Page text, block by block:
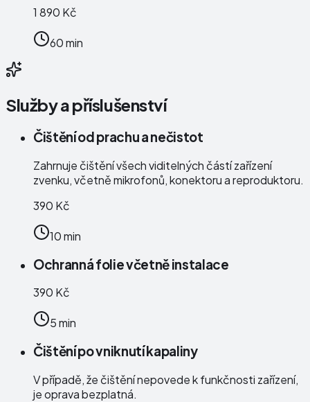
1 890 Kč
60 min
Služby a příslušenství
Čištění od prachu a nečistot
Zahrnuje čištění všech viditelných částí zařízení
zvenku, včetně mikrofonů, konektoru a reproduktoru.
390 Kč
10 min
Ochranná folie včetně instalace
390 Kč
5 min
Čištění po vniknutí kapaliny
V případě, že čištění nepovede k funkčnosti zařízení,
je oprava bezplatná.